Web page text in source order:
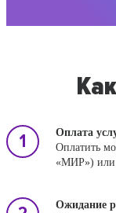
Оплата
Оплатить
«МИР») или
Ожидание